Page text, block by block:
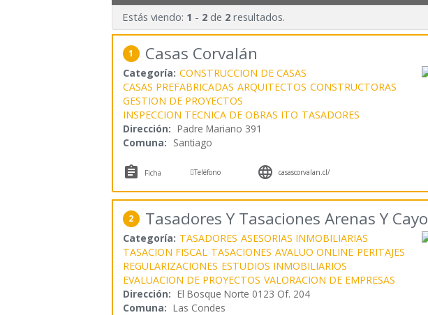
Estás viendo: 1 - 2de 2resultados.
1 Casas Corvalán
Categoría: CONSTRUCCION DE CASAS
CASAS PREFABRICADAS ARQUITECTOS CONSTRUCTORAS
GESTION DE PROYECTOS
INSPECCION TECNICA DE OBRAS ITO TASADORES
Dirección: Padre Mariano 391
Comuna: Santiago
 Ficha Teléfono  casascorvalan.cl/
2 Tasadores Y Tasaciones Arenas Y Cayo
Categoría: TASADORES ASESORIAS INMOBILIARIAS
TASACION FISCAL TASACIONES AVALUO ONLINE PERITAJES
REGULARIZACIONES ESTUDIOS INMOBILIARIOS
EVALUACION DE PROYECTOS VALORACION DE EMPRESAS
Dirección: El Bosque Norte 0123 Of. 204
Comuna: Las Condes